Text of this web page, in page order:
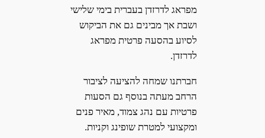
מפראג לדרזדן בעברית בימי שלישי
ושבת אך מבינים גם את הביקוש
לסיוע בהסעה פרטית מפראג
לדרזדן.
חברתנו שמחה להציעה לציבור
הרחב מעתה בנוסף גם הסעות
פרטיות עם נהג צמוד, מאיר פנים
ומקצועי למטרת שופינג וקניות.